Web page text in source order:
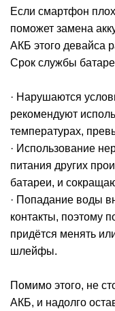
Если смартфон
поможет замена
АКБ этого девайса
Срок службы
· Нарушаются
рекомендуют
температурах,
· Использование
питания других
батареи, и
· Попадание воды
контакты, поэтому
придётся менять
шлейфы.
Помимо этого, не
АКБ, и надолго